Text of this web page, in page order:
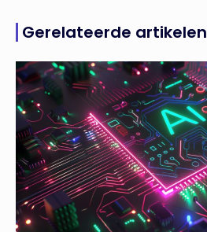
Gerelateerde artikelen